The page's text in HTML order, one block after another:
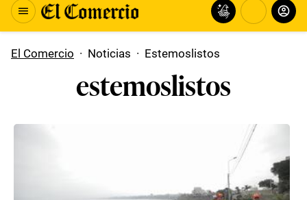
El Comercio · Noticias · Estemoslistos
estemoslistos